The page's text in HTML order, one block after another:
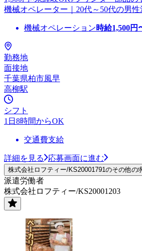
機械オペレーター｜20代～50代の男性
機械オペレーション時給1,500円
勤務地
面接地
千葉県柏市風早
高柳駅
シフト
1日8時間からOK
交通費支給
詳細を見る 応募画面に進む
株式会社ロフティー/KS20001791のその他の
派遣労働者
株式会社ロフティー/KS20001203